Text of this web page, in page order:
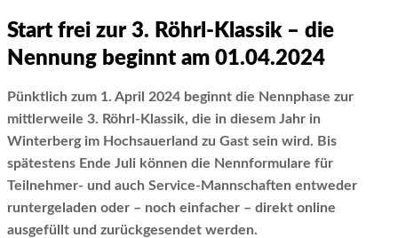
Start frei zur 3. Röhrl-Klassik – die
Nennung beginnt am 01.04.2024
Pünktlich zum 1. April 2024 beginnt die Nennphase zur
mittlerweile 3. Röhrl-Klassik, die in diesem Jahr in
Winterberg im Hochsauerland zu Gast sein wird. Bis
spätestens Ende Juli können die Nennformulare für
Teilnehmer- und auch Service-Mannschaften entweder
runtergeladen oder – noch einfacher – direkt online
ausgefüllt und zurückgesendet werden.